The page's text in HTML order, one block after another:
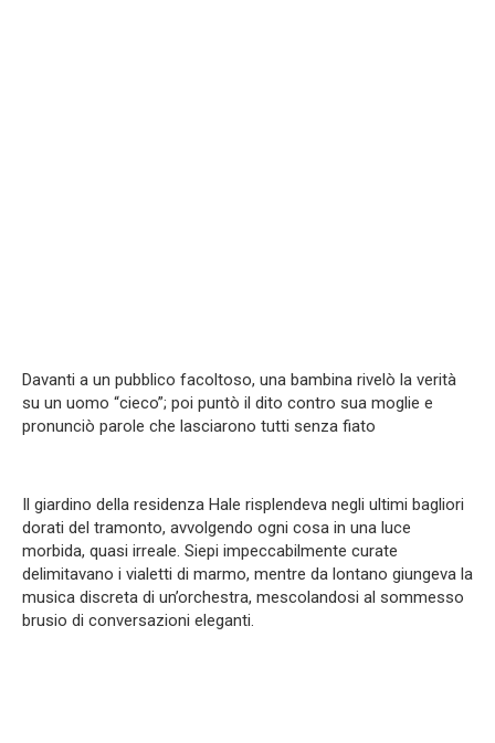
Davanti a un pubblico facoltoso, una bambina rivelò la verità
su un uomo “cieco”; poi puntò il dito contro sua moglie e
pronunciò parole che lasciarono tutti senza fiato
Il giardino della residenza Hale risplendeva negli ultimi bagliori
dorati del tramonto, avvolgendo ogni cosa in una luce
morbida, quasi irreale. Siepi impeccabilmente curate
delimitavano i vialetti di marmo, mentre da lontano giungeva la
musica discreta di un’orchestra, mescolandosi al sommesso
brusio di conversazioni eleganti.